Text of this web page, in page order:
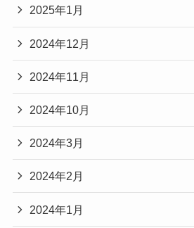
2025年1月
2024年12月
2024年11月
2024年10月
2024年3月
2024年2月
2024年1月